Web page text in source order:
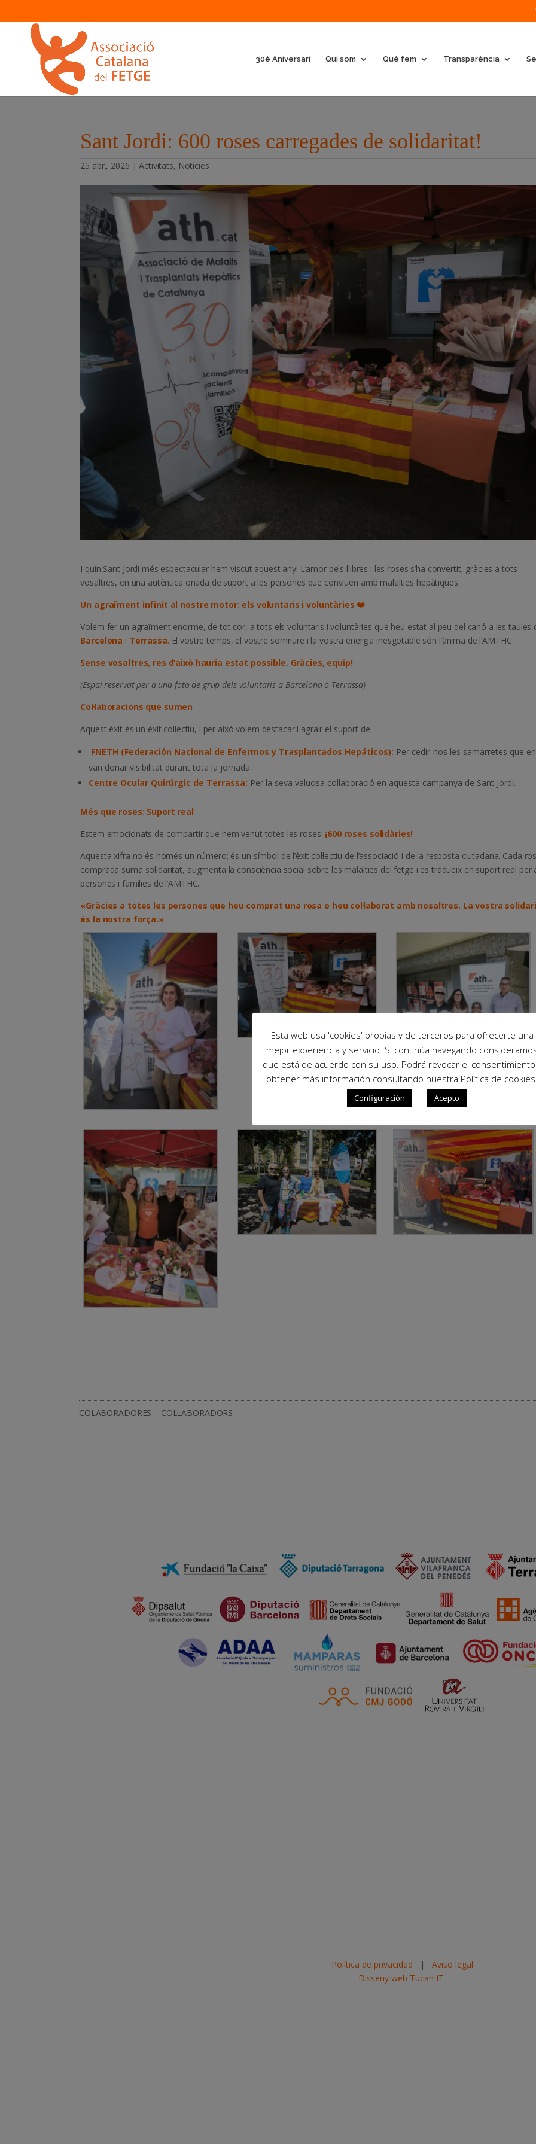
30è Aniversari Qui som Què fem Transparència
Sant Jordi: 600 roses carregades de solidaritat!
25 abr., 2026 |Activitats, Notícies
I quin Sant Jordi més espectacular hem viscut aquest any! L’amor pels llibres i les roses s’ha convertit, gràcies a tots
vosaltres, en una autèntica onada de suport a les persones que conviuen amb malalties hepàtiques.
Un agraïment infinit al nostre motor: els voluntaris i voluntàries❤️
Volem fer un agraïment enorme, de tot cor, a tots els voluntaris i voluntàries que heu estat al peu del canó a les taules
Barcelona i Terrassa. El vostre temps, el vostre somriure i la vostra energia inesgotable són l’ànima de l’AMTHC.
Sense vosaltres, res d’això hauria estat possible. Gràcies, equip!
(Espai reservat per a una foto de grup dels voluntaris a Barcelona o Terrassa)
Col·laboracions que sumen
Aquest èxit és un èxit col·lectiu, i per això volem destacar i agrair el suport de:
FNETH (Federación Nacional de Enfermos y Trasplantados Hepáticos): Per cedir-nos les samarretes que
van donar visibilitat durant tota la jornada.
Centre Ocular Quirúrgic de Terrassa: Per la seva valuosa col·laboració en aquesta campanya de Sant Jordi.
Més que roses: Suport real
Estem emocionats de compartir que hem venut totes les roses: ¡600 roses solidàries!
Aquesta xifra no és només un número; és un símbol de l’èxit col·lectiu de l’associació i de la resposta ciutadana. Cada
comprada suma solidaritat, augmenta la consciència social sobre les malalties del fetge i es tradueix en suport real per
persones i famílies de l’AMTHC.
«Gràcies a totes les persones que heu comprat una rosa o heu col·laborat amb nosaltres. La vostra
és la nostra força.»
COLABORADORES – COL·LABORADORS
Política de privacidad | Aviso legal
Disseny web Tucan IT
Esta web usa 'cookies' propias y de terceros para ofrecerte una
mejor experiencia y servicio. Si continúa navegando
que está de acuerdo con su uso. Podrá revocar el
obtener más información consultando nuestra Política de
Configuración Acepto